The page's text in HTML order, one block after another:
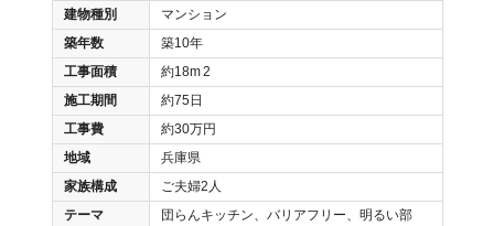
建物種別
マンション
築年数
築10年
工事面積
約18m2
施工期間
約75日
工事費
約30万円
地域
兵庫県
家族構成
ご夫婦2人
テーマ
団らんキッチン、バリアフリー、明るい部